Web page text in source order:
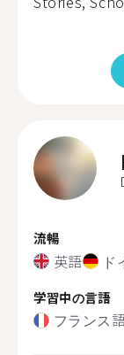
流暢
英語 ド
学習中の言語
フランス